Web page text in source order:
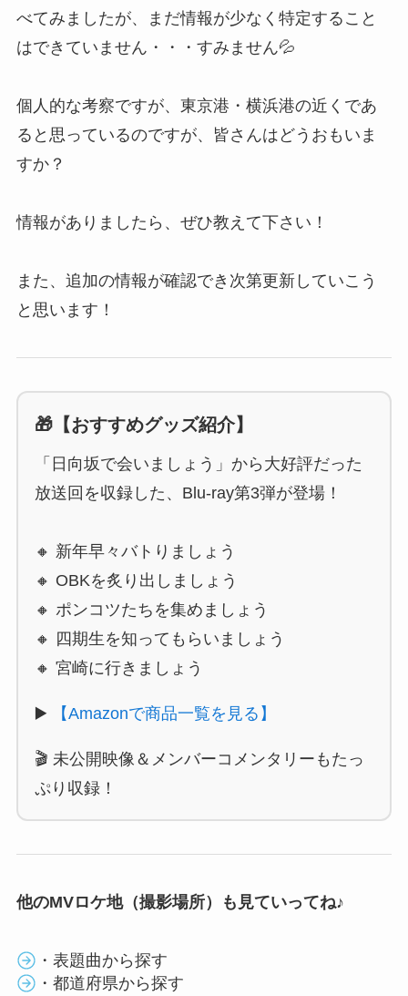
べてみましたが、まだ情報が少なく特定すること
はできていません・・・すみません💦
個人的な考察ですが、東京港・横浜港の近くであ
ると思っているのですが、皆さんはどうおもいま
すか？
情報がありましたら、ぜひ教えて下さい！
また、追加の情報が確認でき次第更新していこう
と思います！
🎁【おすすめグッズ紹介】
「日向坂で会いましょう」から大好評だった
放送回を収録した、Blu-ray第3弾が登場！
🔸 新年早々バトりましょう
🔸 OBKを炙り出しましょう
🔸 ポンコツたちを集めましょう
🔸 四期生を知ってもらいましょう
🔸 宮崎に行きましょう
▶️ 【Amazonで商品一覧を見る】
🎬 未公開映像＆メンバーコメンタリーもたっ
ぷり収録！
他のMVロケ地（撮影場所）も見ていってね♪
・表題曲から探す
・都道府県から探す